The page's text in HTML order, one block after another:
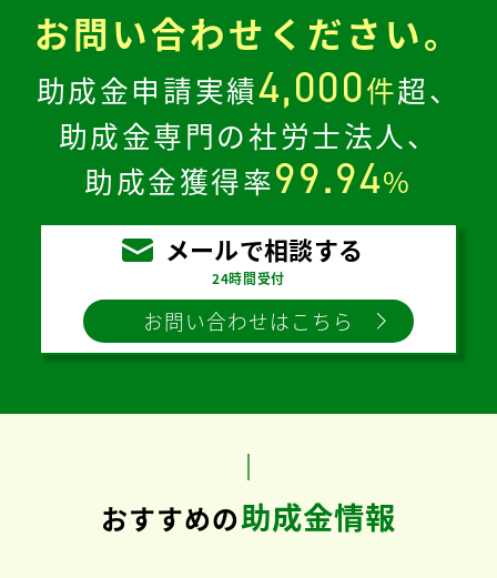
お問い合わせください。
助成金申請実績4,000件超、
助成金専門の社労士法人、
助成金獲得率99.94%
メールで相談する
24時間受付
お問い合わせはこちら
おすすめの助成金情報